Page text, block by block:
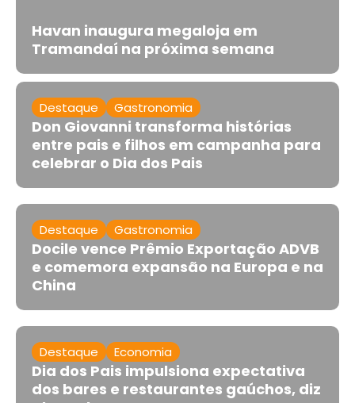
Havan inaugura megaloja em
Tramandaí na próxima semana
Destaque Gastronomia
Don Giovanni transforma histórias
entre pais e filhos em campanha para
celebrar o Dia dos Pais
Destaque Gastronomia
Docile vence Prêmio Exportação ADVB
e comemora expansão na Europa e na
China
Destaque Economia
Dia dos Pais impulsiona expectativa
dos bares e restaurantes gaúchos, diz